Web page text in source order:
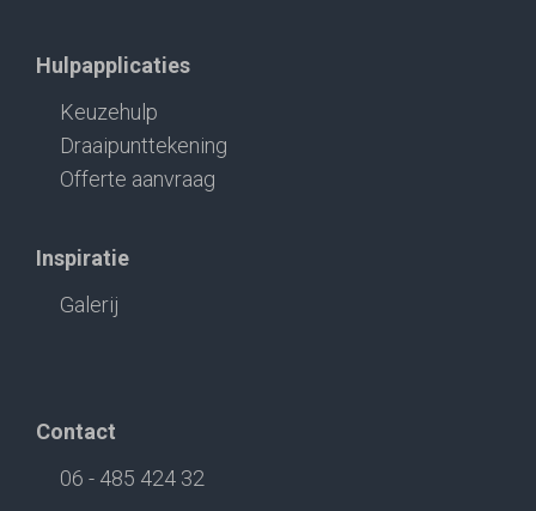
Hulpapplicaties
Keuzehulp
Draaipunttekening
Offerte aanvraag
Inspiratie
Galerij
Contact
06 - 485 424 32